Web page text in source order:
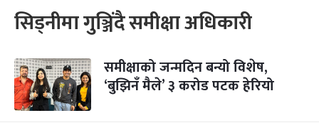
सिड्नीमा गुञ्जिंदै समीक्षा अधिकारी
समीक्षाको जन्मदिन बन्यो विशेष,
‘बुझिनँ मैले’ ३ करोड पटक हेरियो